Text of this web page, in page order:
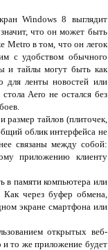
Windows 8 выглядит
что он может быть
Metro в том, что он легок
с удобством обычного
и тайлы могут быть как
для ленты новостей или
Aero не остался без
тайлов (плиточек,
облик интерфейса не
связаны между собой:
приложению клиенту
в памяти компьютера или
через буфер обмена,
экране смартфона или
открытых веб-
и то же приложение будет